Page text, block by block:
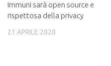
Immuni sarà open source e
rispettosa della privacy
21 APRILE 2020